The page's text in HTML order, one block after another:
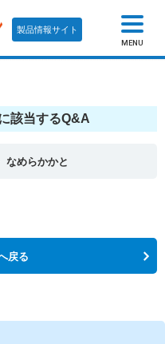
製品情報サイト
MENU
該当するQ&A
なめらかかと
戻る